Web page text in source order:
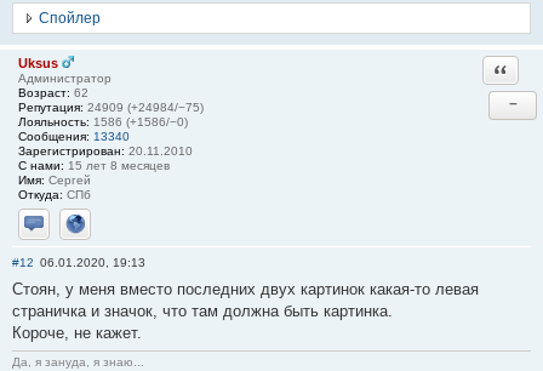
Спойлер
Uksus
Администратор
Возраст: 62
Репутация: 24909 (+24984/−75)
Лояльность: 1586 (+1586/−0)
Сообщения: 13340
Зарегистрирован: 20.11.2010
С нами: 15 лет 8 месяцев
Имя: Сергей
Откуда: СПб
Отправить личное сообщение
Сайт
−
#12 06.01.2020, 19:13
Стоян, у меня вместо последних двух картинок какая-то левая
страничка и значок, что там должна быть картинка.
Короче, не кажет.
Да, я зануда, я знаю...